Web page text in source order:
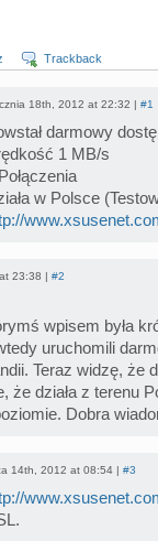
Trackback
18th, 2012 at 22:32 | #1
darmowy
1 MB/s
w Polsce
23:38 | #2
wpisem była
uruchomili
Teraz widzę, że
że działa z terenu
Dobra
14th, 2012 at 08:54 | #3